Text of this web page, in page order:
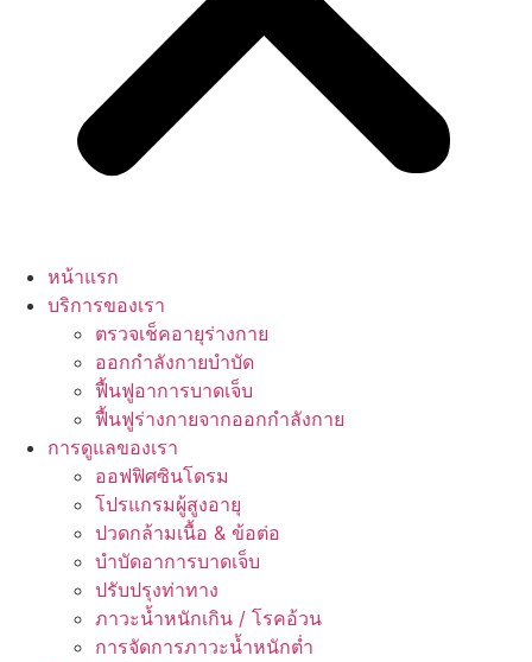
หน้าแรก
บริการของเรา
ตรวจเช็คอายุร่างกาย
ออกกำลังกายบำบัด
ฟื้นฟูอาการบาดเจ็บ
ฟื้นฟูร่างกายจากออกกำลังกาย
การดูแลของเรา
ออฟฟิศซินโดรม
โปรแกรมผู้สูงอายุ
ปวดกล้ามเนื้อ & ข้อต่อ
บำบัดอาการบาดเจ็บ
ปรับปรุงท่าทาง
ภาวะน้ำหนักเกิน / โรคอ้วน
การจัดการภาวะน้ำหนักต่ำ